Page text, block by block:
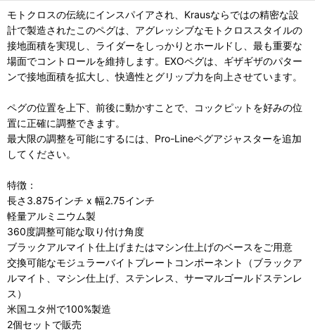
モトクロスの伝統にインスパイアされ、Krausならではの精密な設
計で製造されたこのペグは、アグレッシブなモトクロススタイルの
接地面積を実現し、ライダーをしっかりとホールドし、最も重要な
場面でコントロールを維持します。EXOペグは、ギザギザのパター
ンで接地面積を拡大し、快適性とグリップ力を向上させています。
ペグの位置を上下、前後に動かすことで、コックピットを好みの位
置に正確に調整できます。
最大限の調整を可能にするには、Pro-Lineペグアジャスターを追加
してください。
特徴：
長さ3.875インチ x 幅2.75インチ
軽量アルミニウム製
360度調整可能な取り付け角度
ブラックアルマイト仕上げまたはマシン仕上げのベースをご用意
交換可能なモジュラーバイトプレートコンポーネント（ブラックア
ルマイト、マシン仕上げ、ステンレス、サーマルゴールドステンレ
ス）
米国ユタ州で100%製造
2個セットで販売